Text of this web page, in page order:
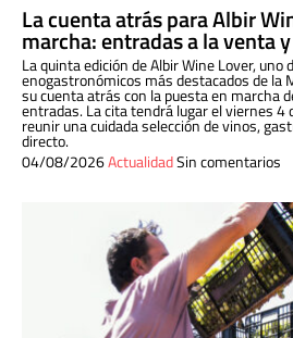
La cuenta atrás para Albir
marcha: entradas a la venta
La quinta edición de Albir Wine Lover, uno
enogastronómicos más destacados de la
su cuenta atrás con la puesta en marcha
entradas. La cita tendrá lugar el viernes 4
reunir una cuidada selección de vinos,
directo.
04/08/2026ActualidadSin comentarios